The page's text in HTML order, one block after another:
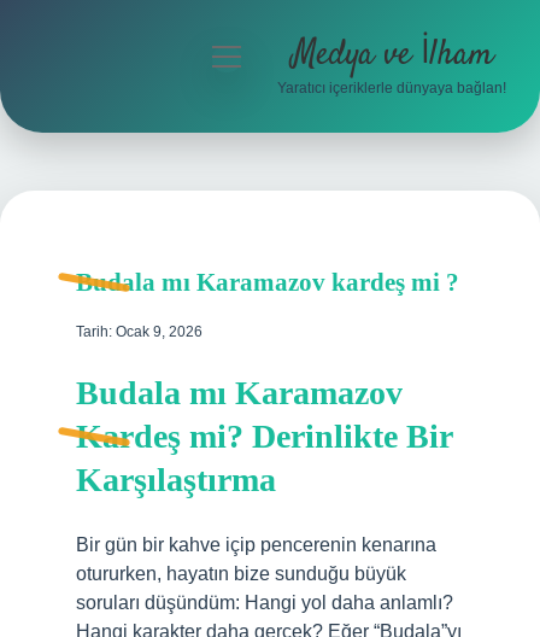
Hakkımızda
menüyü
Medya ve İlham
Yaratıcı içeriklerle dünyaya bağlan!
Budala mı Karamazov kardeş mi ?
Tarih: Ocak 9, 2026
Budala mı Karamazov
Kardeş mi? Derinlikte Bir
Karşılaştırma
Bir gün bir kahve içip pencerenin kenarına
otururken, hayatın bize sunduğu büyük
soruları düşündüm: Hangi yol daha anlamlı?
Hangi karakter daha gerçek? Eğer “Budala”yı